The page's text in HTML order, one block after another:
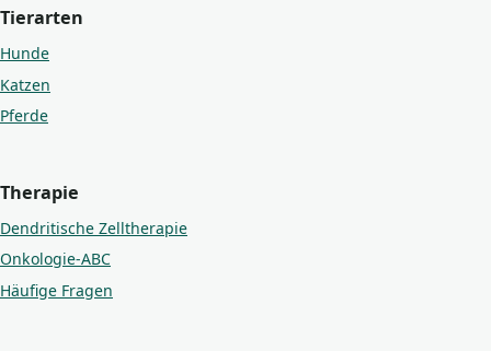
Tierarten
Hunde
Katzen
Pferde
Therapie
Dendritische Zelltherapie
Onkologie-ABC
Häufige Fragen